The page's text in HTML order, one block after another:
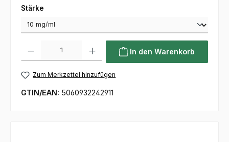
Stärke
In den Warenkorb
Zum Merkzettel hinzufügen
GTIN/EAN: 5060932242911